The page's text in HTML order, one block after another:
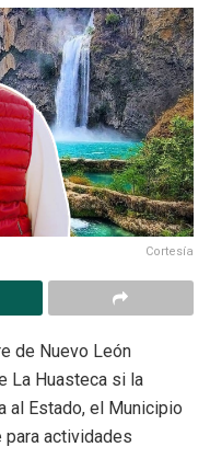
Cortesía
de Nuevo León
La Huasteca si la
al Estado, el Municipio
para actividades